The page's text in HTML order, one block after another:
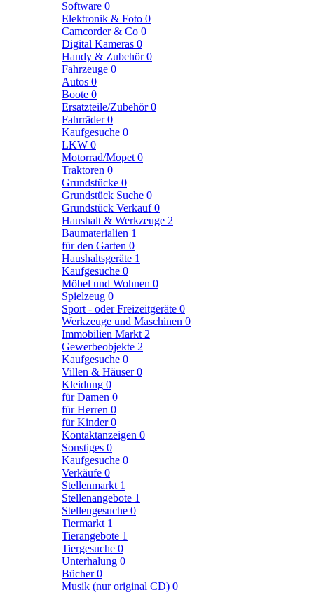
Software 0
Elektronik & Foto 0
Camcorder & Co 0
Digital Kameras 0
Handy & Zubehör0
Fahrzeuge 0
Autos 0
Boote 0
Ersatzteile/Zubehör0
Fahrräder0
Kaufgesuche 0
LKW 0
Motorrad/Mopet 0
Traktoren 0
Grundstücke 0
Grundstück Suche 0
Grundstück Verkauf0
Haushalt & Werkzeuge 2
Baumaterialien 1
für den Garten 0
Haushaltsgeräte 1
Kaufgesuche 0
Möbel und Wohnen 0
Spielzeug 0
Sport - oder Freizeitgeräte 0
Werkzeuge und Maschinen 0
Immobilien Markt 2
Gewerbeobjekte 2
Kaufgesuche 0
Villen & Häuser0
Kleidung 0
für Damen 0
für Herren 0
für Kinder0
Kontaktanzeigen 0
Sonstiges 0
Kaufgesuche 0
Verkäufe 0
Stellenmarkt 1
Stellenangebote 1
Stellengesuche 0
Tiermarkt 1
Tierangebote 1
Tiergesuche 0
Unterhalung 0
Bücher0
Musik (nur original CD) 0